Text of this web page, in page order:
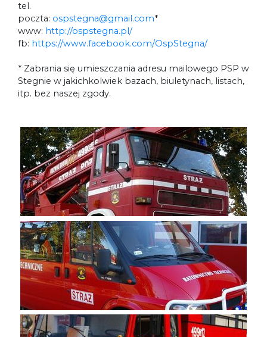
tel.
poczta: ospstegna@gmail.com*
www: http://ospstegna.pl/
fb: https://www.facebook.com/OspStegna/
* Zabrania się umieszczania adresu mailowego PSP w
Stegnie w jakichkolwiek bazach, biuletynach, listach,
itp. bez naszej zgody.